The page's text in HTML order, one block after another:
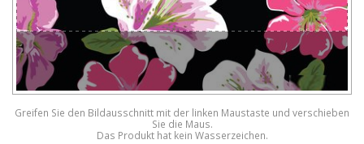
Greifen Sie den Bildausschnitt mit der linken Maustaste und verschieben
Sie die Maus.
Das Produkt hat kein Wasserzeichen.